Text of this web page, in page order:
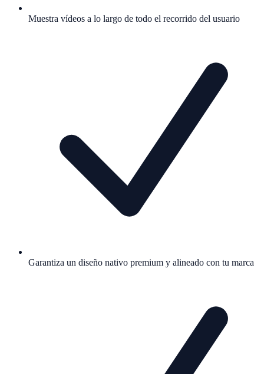
Muestra vídeos a lo largo de todo el recorrido del usuario
Garantiza un diseño nativo premium y alineado con tu marca